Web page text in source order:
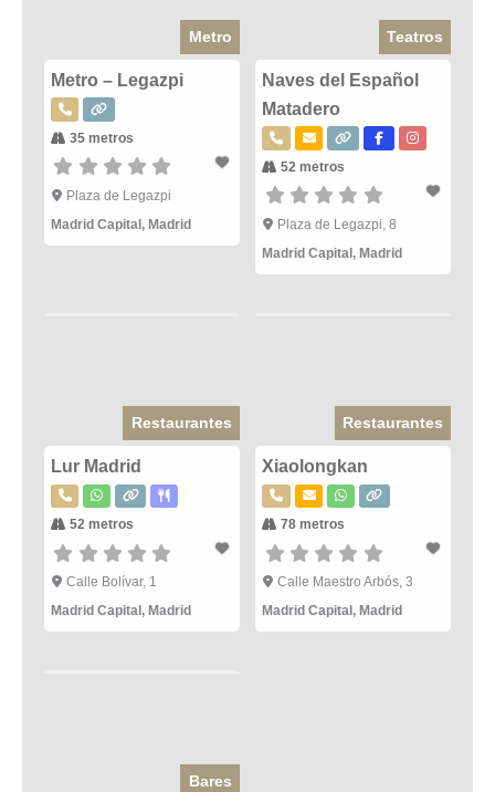
Metro
Metro – Legazpi
35 metros
Plaza de Legazpi
Madrid Capital, Madrid
Teatros
Naves del Español
Matadero
52 metros
Plaza de Legazpi, 8
Madrid Capital,Madrid
Restaurantes
Lur Madrid
52 metros
Calle Bolívar, 1
Madrid Capital , Madrid
Restaurantes
Xiaolongkan
78 metros
Calle Maestro Arbós, 3
Madrid Capital , Madrid
Bares